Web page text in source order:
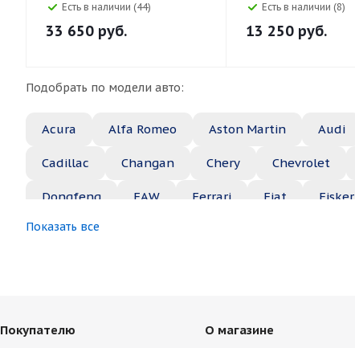
Есть в наличии (44)
33 650 руб.
Есть в наличии (8)
13 250 руб.
Подобрать по модели авто:
Acura Alfa Romeo Aston Martin Audi
Cadillac Changan Chery Chevrolet
Dongfeng FAW Ferrari Fiat Fisker
Great Wall
Nissan Opel Peugeot
Показать все
Покупателю О магазине